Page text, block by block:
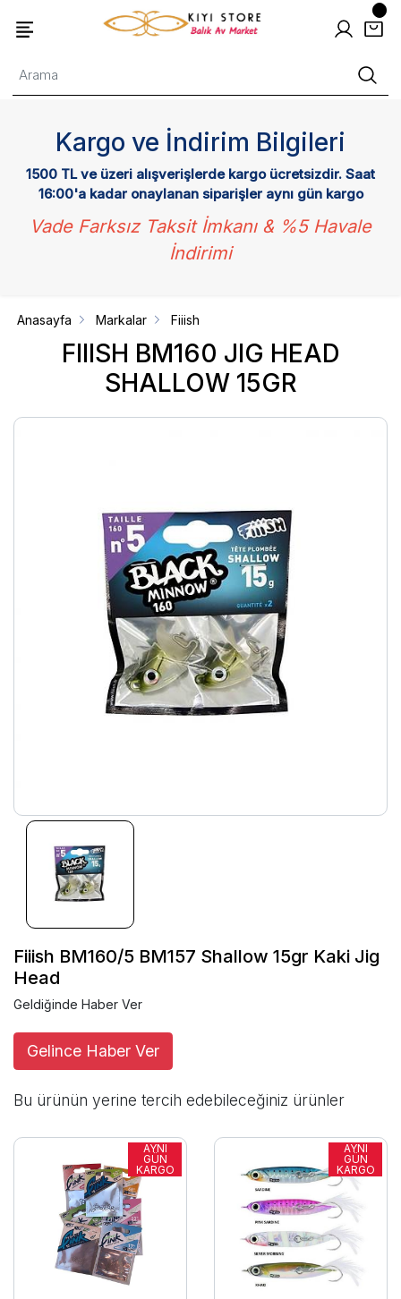
Kargo ve İndirim Bilgileri
1500 TL ve üzeri alışverişlerde kargo ücretsizdir. Saat
16:00'a kadar onaylanan siparişler aynı gün kargo
Vade Farksız Taksit İmkanı & %5 Havale
İndirimi
FIIISH BM160 JIG HEAD
SHALLOW 15GR
Anasayfa Markalar Fiiish
Fiiish BM160/5 BM157 Shallow 15gr Kaki Jig
Head
Geldiğinde Haber Ver
Gelince Haber Ver
Bu ürünün yerine tercih edebileceğiniz ürünler